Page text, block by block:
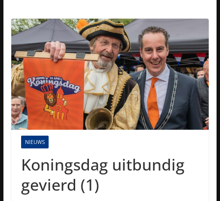
NIEUWS
Koningsdag uitbundig
gevierd (1)